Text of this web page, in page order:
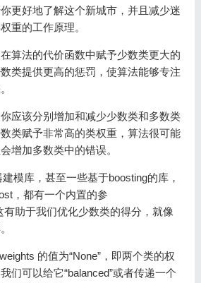
更好地了解这个新城市，并且减少迷
重的工作原理。
算法的代价函数中赋予少数类更大的
类提供更高的惩罚，使算法能够专注
应该分别增加和减少少数类和多数类
类赋予非常高的类权重，算法很可能
增加多数类中的错误。
模库，甚至一些基于boosting的库，
，都有一个内置的参
有助于我们优化少数类的得分，就像
的值为“None”，即两个类的权
们可以给它“balanced”或者传递一个